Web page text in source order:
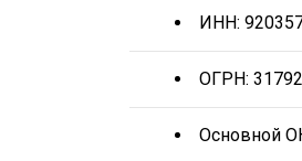
ИНН:
ОГРН:
Основной